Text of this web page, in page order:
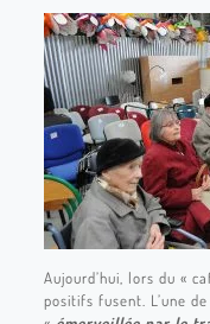
Aujourd’hui, lors du «
positifs fusent. L’une